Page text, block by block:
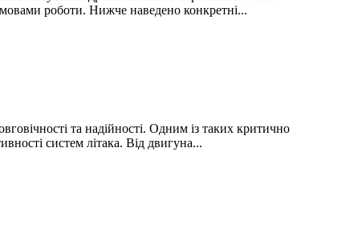
роботи. Нижче наведено конкретні...
та надійності. Одним із таких критично
систем літака. Від двигуна...